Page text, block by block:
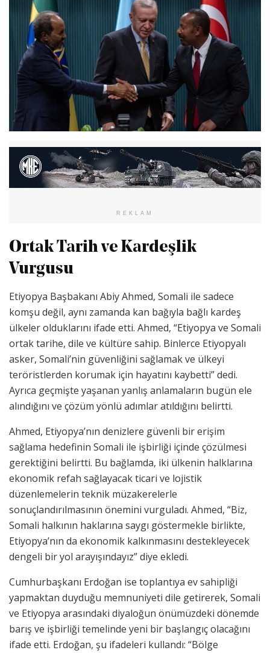
REKLAM
Ortak Tarih ve Kardeşlik
Vurgusu
Etiyopya Başbakanı Abiy Ahmed, Somali ile sadece
komşu değil, aynı zamanda kan bağıyla bağlı kardeş
ülkeler olduklarını ifade etti. Ahmed, “Etiyopya ve Somali
ortak tarihe, dile ve kültüre sahip. Binlerce Etiyopyalı
asker, Somali’nin güvenliğini sağlamak ve ülkeyi
teröristlerden korumak için hayatını kaybetti” dedi.
Ayrıca geçmişte yaşanan yanlış anlamaların bugün ele
alındığını ve çözüm yönlü adımlar atıldığını belirtti.
Ahmed, Etiyopya’nın denizlere güvenli bir erişim
sağlama hedefinin Somali ile işbirliği içinde çözülmesi
gerektiğini belirtti. Bu bağlamda, iki ülkenin halklarına
ekonomik refah sağlayacak ticari ve lojistik
düzenlemelerin teknik müzakerelerle
sonuçlandırılmasının önemini vurguladı. Ahmed, “Biz,
Somali halkının haklarına saygı göstermekle birlikte,
Etiyopya’nın da ekonomik kalkınmasını destekleyecek
dengeli bir yol arayışındayız” diye ekledi.
Cumhurbaşkanı Erdoğan ise toplantıya ev sahipliği
yapmaktan duyduğu memnuniyeti dile getirerek, Somali
ve Etiyopya arasındaki diyaloğun önümüzdeki dönemde
barış ve işbirliği temelinde yeni bir başlangıç olacağını
ifade etti. Erdoğan, şu ifadeleri kullandı: “Bölge